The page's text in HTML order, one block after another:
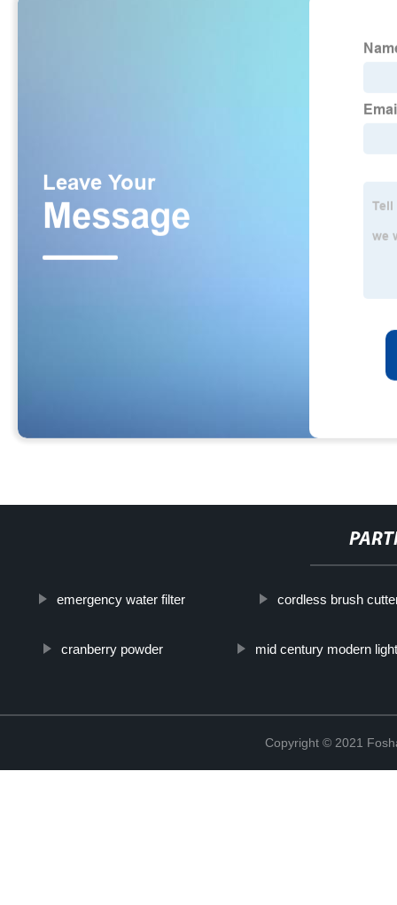
emergency water filter cordless brush
cranberry powder mid century modern
Copyright © 2021